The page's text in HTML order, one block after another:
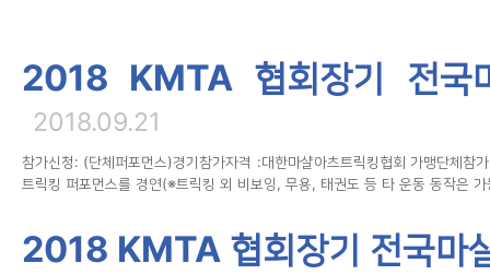
2018 KMTA 협회장기 전국
2018.09.21
참가신청: (단체퍼포먼스)경기참가자격 :대한마샬아츠트릭킹협회 가맹단체
트릭킹 퍼포먼스를 경연(※트릭킹 외 비보잉, 무용, 태권도 등 타 운동 동작은
2018 KMTA 협회장기 전국마